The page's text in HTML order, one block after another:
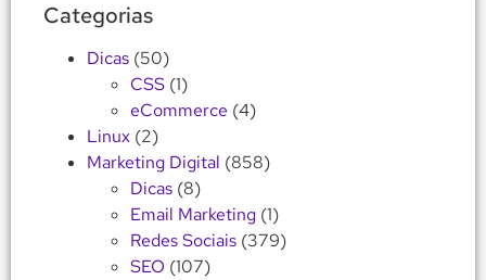
Categorias
Dicas (50)
CSS (1)
eCommerce (4)
Linux (2)
Marketing Digital (858)
Dicas (8)
Email Marketing (1)
Redes Sociais (379)
SEO (107)